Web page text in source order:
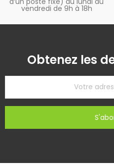
vendredi de 9h à 18h
Obtenez les